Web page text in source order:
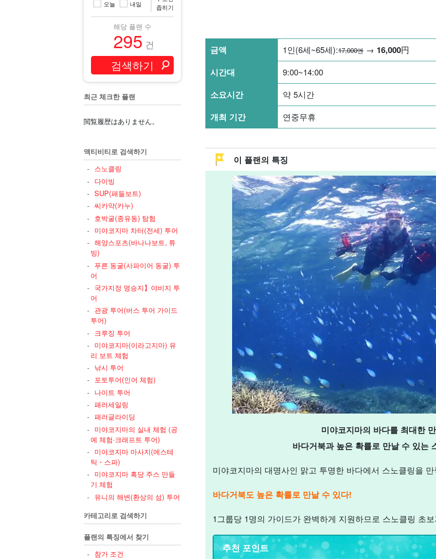
오늘 내일
좁히기
해당 플랜 수
295 건
최근 체크한 플랜
閲覧履歴はありません。
액티비티로 검색하기
스노클링
다이빙
SUP(패들보트)
씨카약(카누)
호박굴(종유동) 탐험
미야코지마 차터(전세) 투어
해양스포츠(바나나보트, 튜
빙)
푸른 동굴(사파이어 동굴) 투
어
국가지정 명승지】야비지 투
어
관광 투어(버스 투어 가이드
투어)
크루징 투어
미야코지마(이라고지마) 유
리 보트 체험
낚시 투어
포토투어(인어 체험)
나이트 투어
패러세일링
패러글라이딩
미야코지마의 실내 체험 (공
예 체험·크래프트 투어)
미야코지마 마사지(에스테
틱・스파)
미야코지마 흑당 주스 만들
기 체험
유니의 해변(환상의 섬) 투어
카테고리로 검색하기
플랜의 특징에서 찾기
참가 조건
금액 1인(6세~65세):17,000엔 → 16,000円
시간대
9:00~14:00
소요시간
약 5시간
개최 기간
연중무휴
이 플랜의 특징
미야코지마의 바다를 최대한
바다거북과 높은 확률로 만날 수 있는
미야코지마의 대명사인 맑고 투명한 바다에서 스노클링을
바다거북도 높은 확률로 만날 수 있다!
1그룹당 1명의 가이드가 완벽하게 지원하므로 스노클링 초
추천 포인트